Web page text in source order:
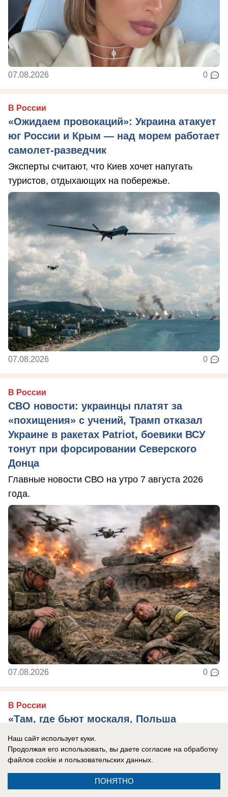
07.08.2026 0
В России
«Ожидаем провокаций»: Украина атакует
юг России и Крым — над морем работает
самолет-разведчик
Эксперты считают, что Киев хочет напугать
туристов, отдыхающих на побережье.
07.08.2026 0
В России
СВО новости: украинцы платят за
«похищения» с учений, Трамп отказал
Украине в ракетах Patriot, боевики ВСУ
тонут при форсировании Северского
Донца
Главные новости СВО на утро 7 августа 2026
года.
07.08.2026 0
В России
«Там, где бьют москаля, Польша
оказывает помощь»: президент страны
сделал агрессивное заявление в адрес
России
Захарова: Это пример «клинической
русофобии», которая «влияет на когнитивные
Наш сайт использует куки.
Продолжая его использовать, вы даете согласие на обработку
файлов cookie и пользовательских данных.
ПОНЯТНО